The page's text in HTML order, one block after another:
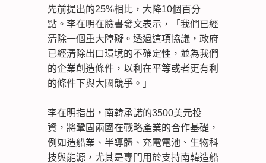
先前提出的25%相比，大降10個百分
點。李在明在臉書發文表示，「我們已經
清除一個重大障礙。透過這項協議，政府
已經清除出口環境的不確定性，並為我們
的企業創造條件，以利在平等或者更有利
的條件下與大國競爭。」
李在明指出，南韓承諾的3500美元投
資，將鞏固兩國在戰略產業的合作基礎，
例如造船業、半導體、充電電池、生物科
技與能源，尤其是專門用於支持南韓造船